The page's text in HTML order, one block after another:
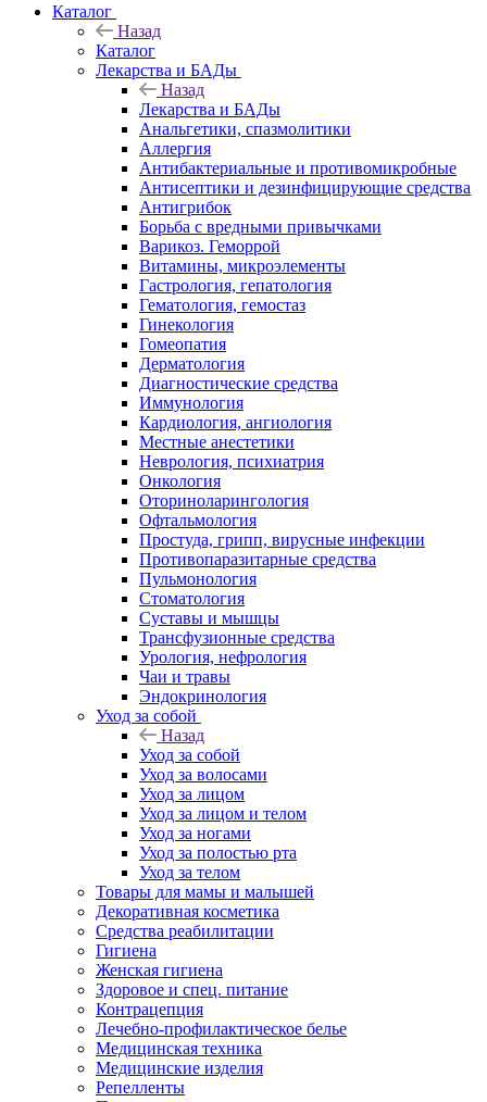
Каталог
Назад
Каталог
Лекарства и БАДы
Назад
Лекарства и БАДы
Анальгетики, спазмолитики
Аллергия
Антибактериальные и противомикробные
Антисептики и дезинфицирующие средства
Антигрибок
Борьба с вредными привычками
Варикоз. Геморрой
Витамины, микроэлементы
Гастрология, гепатология
Гематология, гемостаз
Гинекология
Гомеопатия
Дерматология
Диагностические средства
Иммунология
Кардиология, ангиология
Местные анестетики
Неврология, психиатрия
Онкология
Оториноларингология
Офтальмология
Простуда, грипп, вирусные инфекции
Противопаразитарные средства
Пульмонология
Стоматология
Суставы и мышцы
Трансфузионные средства
Урология, нефрология
Чаи и травы
Эндокринология
Уход за собой
Назад
Уход за собой
Уход за волосами
Уход за лицом
Уход за лицом и телом
Уход за ногами
Уход за полостью рта
Уход за телом
Товары для мамы и малышей
Декоративная косметика
Средства реабилитации
Гигиена
Женская гигиена
Здоровое и спец. питание
Контрацепция
Лечебно-профилактическое белье
Медицинская техника
Медицинские изделия
Репелленты